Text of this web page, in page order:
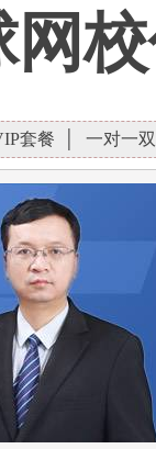
网
套餐 一对一